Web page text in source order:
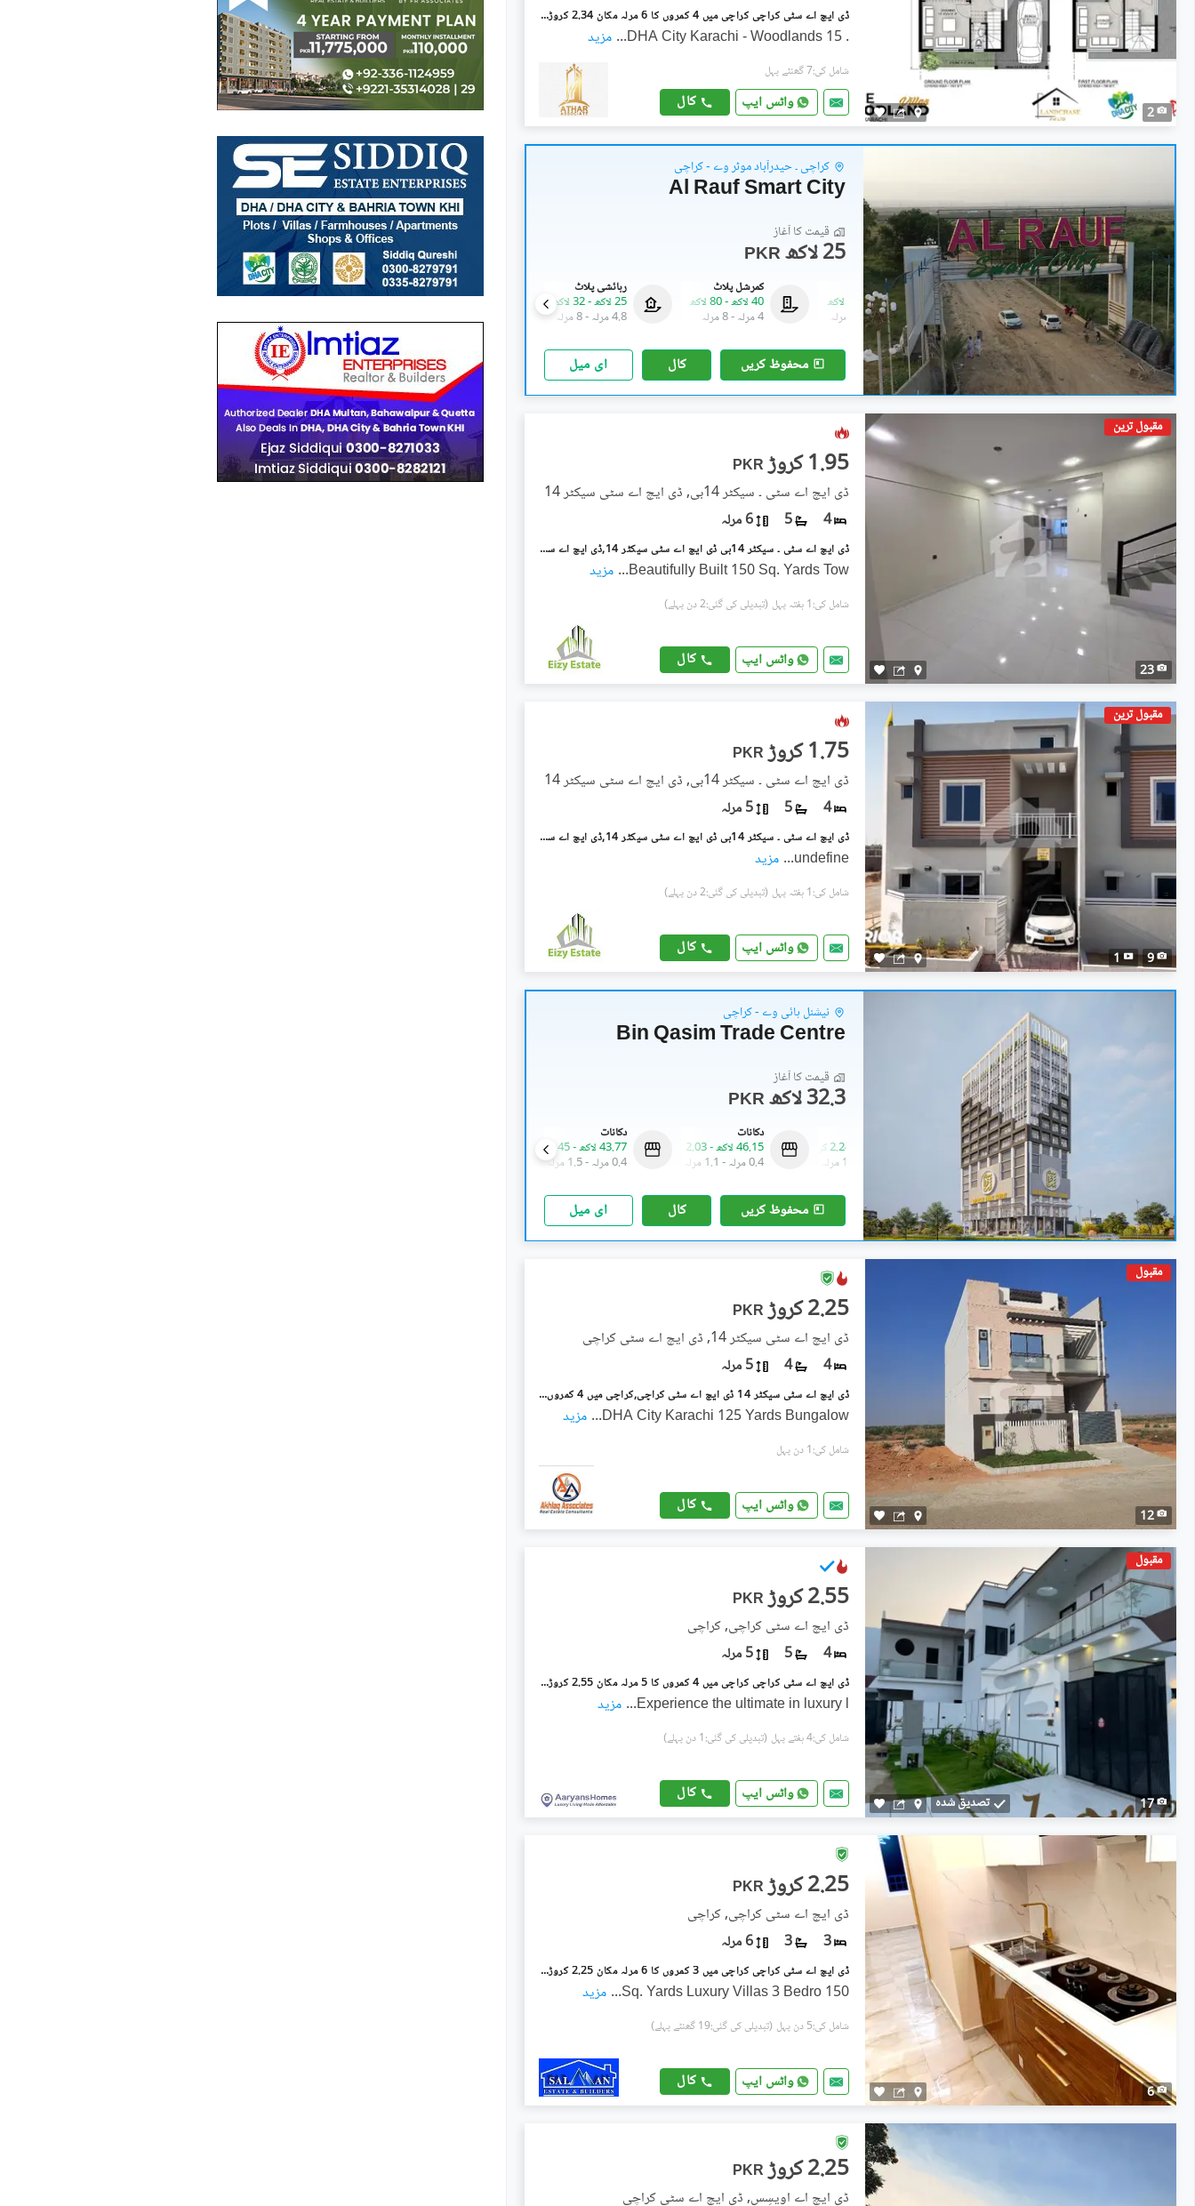
2
ڈی ایچ اے سٹی کراچی کراچی میں 4 کمروں کا 6 مرلہ مکان 2.34 کروڑ میں برائے فروخت۔
. DHA City Karachi - Woodlands 15
... مزید
شامل کی:7 گھنٹے پہل
واٹس ایپ کال
کراچی ۔ حیدرآباد موٹر وے - کراچی
Al Rauf Smart City
قیمت کا آغاز
PKR 25 لاکھ
رہائشی پلاٹ
4.8 مرلہ
-8 مرلہ
کمرشل پلاٹ
4 مرلہ
-8 مرلہ
رہائشی پلاٹ
25 لاکھ
-32 لاکھ
4.8 مرلہ
-8 مرلہ
کمرشل پلاٹ
40 لاکھ
-80 لاکھ
4 مرلہ
-8 مرلہ
رہائشی پلاٹ
25 لاکھ
-
4.8 مرلہ
-
محفوظ کریں کال ای میل
مقبول ترین
23
PKR 1.95 کروڑ
ڈی ایچ اے سٹی ۔ سیکٹر 14بی, ڈی ایچ اے سٹی سیکٹر 14
4
5 6 مرلہ
ڈی ایچ اے سٹی ۔ سیکٹر 14بی ڈی ایچ اے سٹی سیکٹر 14,ڈی ایچ اے سٹی کراچی,کراچی میں 4 کمروں کا 6 مرلہ مکان 1.95 کروڑ میں برائے فروخت۔
Beautifully Built 150 Sq. Yards Tow
... مزید
شامل کی:1 ہفتہ پہل (تبدیلی کی گئی:2 دن پہلے)
واٹس ایپ کال
مقبول ترین
9
1
PKR 1.75 کروڑ
ڈی ایچ اے سٹی ۔ سیکٹر 14بی, ڈی ایچ اے سٹی سیکٹر 14
4
5 5 مرلہ
ڈی ایچ اے سٹی ۔ سیکٹر 14بی ڈی ایچ اے سٹی سیکٹر 14,ڈی ایچ اے سٹی کراچی,کراچی میں 4 کمروں کا 5 مرلہ مکان 1.75 کروڑ میں برائے فروخت۔
undefine
... مزید
شامل کی:1 ہفتہ پہل (تبدیلی کی گئی:2 دن پہلے)
واٹس ایپ کال
نیشنل ہائی وے - کراچی
Bin Qasim Trade Centre
قیمت کا آغاز
PKR 32.3 لاکھ
دکانات
43.77 لاکھ
-1.45 کروڑ
0.4 مرلہ
-1.5 مرلہ
دکانات
46.15 لاکھ
-2.03 کروڑ
0.4 مرلہ
- 1.1 مرلہ
2.24 کروڑ
1.4 مرلہ
محفوظ کریں کال ای میل
مقبول
12
PKR 2.25 کروڑ
ڈی ایچ اے سٹی سیکٹر 14, ڈی ایچ اے سٹی کراچی
4
4 5 مرلہ
ڈی ایچ اے سٹی سیکٹر 14 ڈی ایچ اے سٹی کراچی,کراچی میں 4 کمروں کا 5 مرلہ مکان 2.25 کروڑ میں برائے فروخت۔
DHA City Karachi 125 Yards Bungalow
... مزید
شامل کی:1 دن پہل
واٹس ایپ کال
مقبول
17 تصدیق شدہ
PKR 2.55 کروڑ
ڈی ایچ اے سٹی کراچی, کراچی
4
5 5 مرلہ
ڈی ایچ اے سٹی کراچی کراچی میں 4 کمروں کا 5 مرلہ مکان 2.55 کروڑ میں برائے فروخت۔
Experience the ultimate in luxury l
... مزید
شامل کی:4 ہفتے پہل (تبدیلی کی گئی:1 دن پہلے)
واٹس ایپ کال
6
PKR 2.25 کروڑ
ڈی ایچ اے سٹی کراچی, کراچی
3
3 6 مرلہ
ڈی ایچ اے سٹی کراچی کراچی میں 3 کمروں کا 6 مرلہ مکان 2.25 کروڑ میں برائے فروخت۔
150 Sq. Yards Luxury Villas 3 Bedro
... مزید
شامل کی:5 دن پہل (تبدیلی کی گئی:19 گھنٹے پہلے)
واٹس ایپ کال
PKR 2.25 کروڑ
ڈی ایچ اے اویسِس, ڈی ایچ اے سٹی کراچی